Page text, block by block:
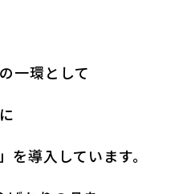
一環として
を導入しています。